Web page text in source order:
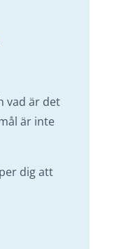
vad är det
är inte
dig att